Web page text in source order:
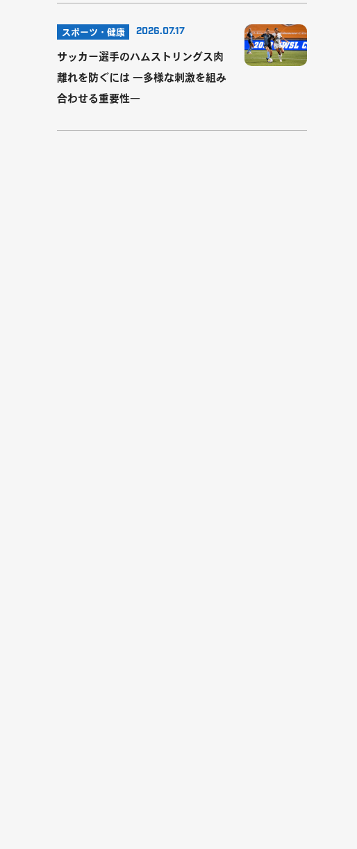
スポーツ・健康 2026.07.17
サッカー選手のハムストリングス肉
離れを防ぐには ―多様な刺激を組み
合わせる重要性―